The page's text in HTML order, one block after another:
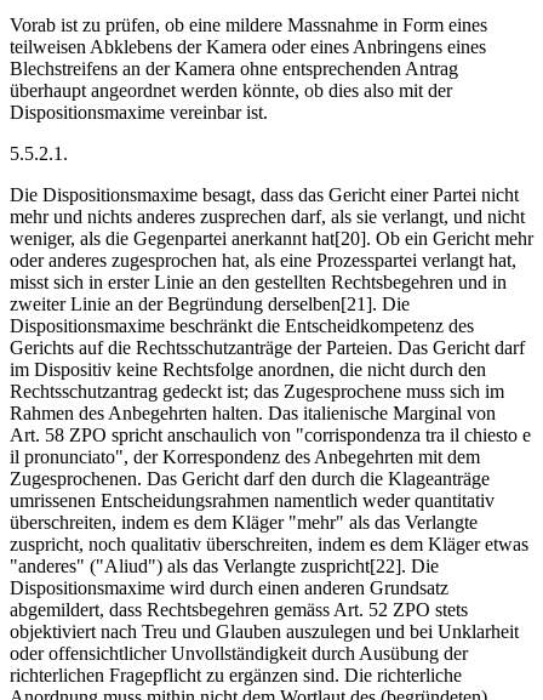
Vorab ist zu prüfen, ob eine mildere Massnahme in Form eines
teilweisen Abklebens der Kamera oder eines Anbringens eines
Blechstreifens an der Kamera ohne entsprechenden Antrag
überhaupt angeordnet werden könnte, ob dies also mit der
Dispositionsmaxime vereinbar ist.
5.5.2.1.
Die Dispositionsmaxime besagt, dass das Gericht einer Partei nicht
mehr und nichts anderes zusprechen darf, als sie verlangt, und nicht
weniger, als die Gegenpartei anerkannt hat[20]. Ob ein Gericht mehr
oder anderes zugesprochen hat, als eine Prozesspartei verlangt hat,
misst sich in erster Linie an den gestellten Rechtsbegehren und in
zweiter Linie an der Begründung derselben[21]. Die
Dispositionsmaxime beschränkt die Entscheidkompetenz des
Gerichts auf die Rechtsschutzanträge der Parteien. Das Gericht darf
im Dispositiv keine Rechtsfolge anordnen, die nicht durch den
Rechtsschutzantrag gedeckt ist; das Zugesprochene muss sich im
Rahmen des Anbegehrten halten. Das italienische Marginal von
Art. 58 ZPO spricht anschaulich von "corrispondenza tra il chiesto e
il pronunciato", der Korrespondenz des Anbegehrten mit dem
Zugesprochenen. Das Gericht darf den durch die Klageanträge
umrissenen Entscheidungsrahmen namentlich weder quantitativ
überschreiten, indem es dem Kläger "mehr" als das Verlangte
zuspricht, noch qualitativ überschreiten, indem es dem Kläger etwas
"anderes" ("Aliud") als das Verlangte zuspricht[22]. Die
Dispositionsmaxime wird durch einen anderen Grundsatz
abgemildert, dass Rechtsbegehren gemäss Art. 52 ZPO stets
objektiviert nach Treu und Glauben auszulegen und bei Unklarheit
oder offensichtlicher Unvollständigkeit durch Ausübung der
richterlichen Fragepflicht zu ergänzen sind. Die richterliche